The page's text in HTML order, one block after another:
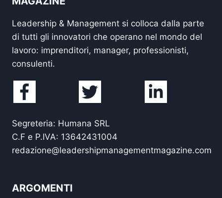
Leadership & Management si colloca dalla parte
di tutti gli innovatori che operano nel mondo del
lavoro: imprenditori, manager, professionisti,
consulenti.
Segreteria: Humana SRL
C.F e P.IVA: 13642431004
redazione@leadershipmanagementmagazine.com
ARGOMENTI